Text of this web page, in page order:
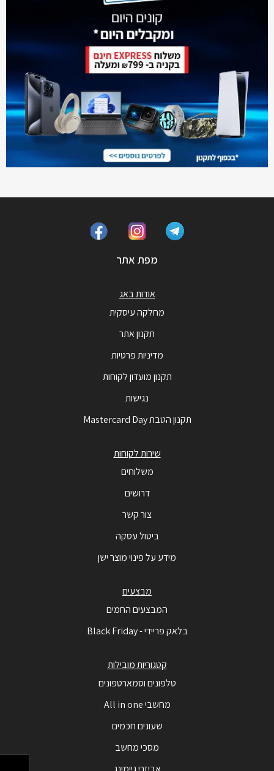
מפת אתר
אודות באג
מחלקה עיסקית
תקנון אתר
מדיניות פרטיות
תקנון מועדון לקוחות
נגישות
תקנון הטבת Mastercard Day
שירות לקוחות
משלוחים
דרושים
צור קשר
ביטול עסקה
מידע על פינוי מוצר ישן
מבצעים
המבצעים החמים
בלאק פריידי - Black Friday
קטגוריות מובילות
טלפונים וסמארטפונים
מחשבי All in one
שעונים חכמים
מסכי מחשב